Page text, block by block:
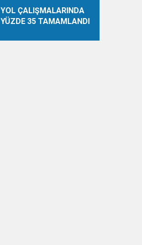
YOL ÇALIŞMALARINDA
YÜZDE 35 TAMAMLANDI